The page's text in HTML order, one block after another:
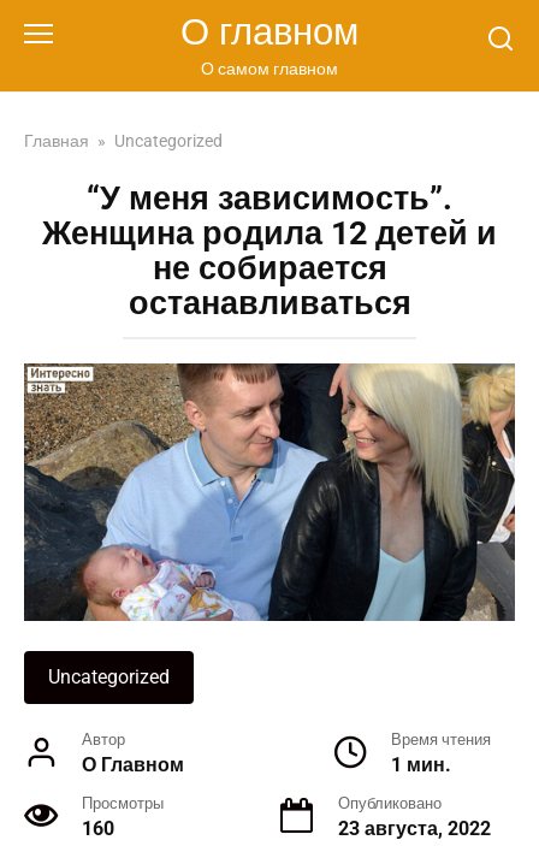
О главном
О самом главном
Главная » Uncategorized
“У меня зависимость”.
Женщина родила 12 детей и
не собирается
останавливаться
Uncategorized
Автор
О Главном
Время чтения
1 мин.
Просмотры
160
Опубликовано
23 августа, 2022